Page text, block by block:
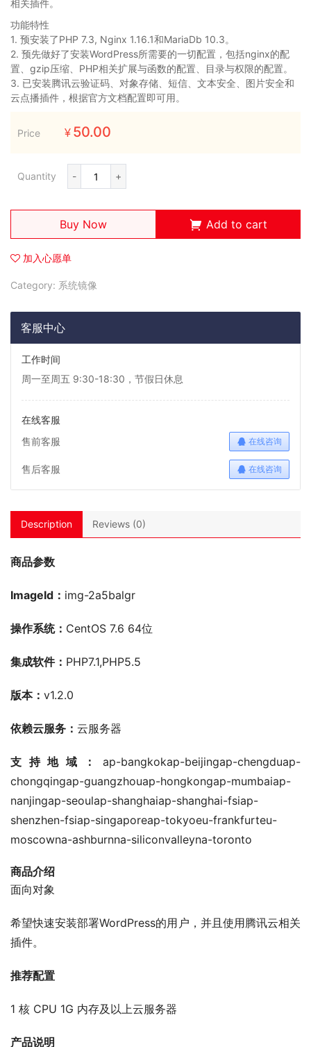
相关插件。
功能特性
1. 预安装了PHP 7.3, Nginx 1.16.1和MariaDb 10.3。
2. 预先做好了安装WordPress所需要的一切配置，包括nginx的配
置、gzip压缩、PHP相关扩展与函数的配置、目录与权限的配置。
3. 已安装腾讯云验证码、对象存储、短信、文本安全、图片安全和
云点播插件，根据官方文档配置即可用。
Price ¥ 50.00
Quantity - +
Buy Now Add to cart
加入心愿单
Category: 系统镜像
客服中心
工作时间
周一至周五 9:30-18:30，节假日休息
在线客服
售前客服
在线咨询
售后客服 在线咨询
Description Reviews (0)
商品参数
ImageId： img-2a5balgr
操作系统： CentOS 7.6 64位
集成软件： PHP7.1,PHP5.5
版本： v1.2.0
依赖云服务： 云服务器
支持地域： ap-bangkokap-beijingap-chengduap-
chongqingap-guangzhouap-hongkongap-mumbaiap-
nanjingap-seoulap-shanghaiap-shanghai-fsiap-
shenzhen-fsiap-singaporeap-tokyoeu-frankfurteu-
moscowna-ashburnna-siliconvalleyna-toronto
商品介绍
面向对象
希望快速安装部署WordPress的用户，并且使用腾讯云相关
插件。
推荐配置
1 核 CPU 1G 内存及以上云服务器
产品说明